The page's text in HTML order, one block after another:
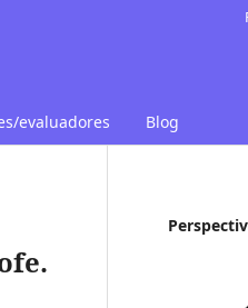
evaluadores Blog